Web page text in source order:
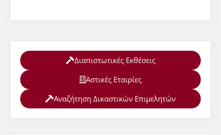
Διαπιστωτικές Εκθέσεις
Αστικές Εταιρίες
Αναζήτηση Δικαστικών Επιμελητών